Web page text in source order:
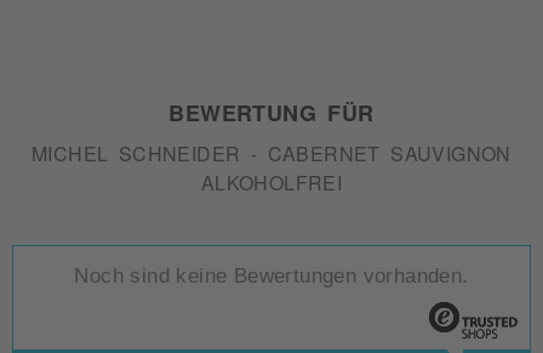
BEWERTUNG FÜR
MICHEL SCHNEIDER - CABERNET SAUVIGNON
ALKOHOLFREI
Noch sind keine Bewertungen vorhanden.